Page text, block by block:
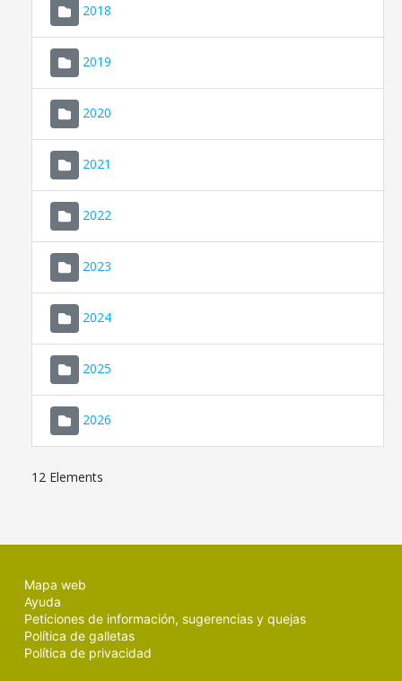
2018
2019
2020
2021
2022
2023
2024
2025
2026
12 Elements
Mapa web
Ayuda
Peticiones de información, sugerencias y quejas
Política de galletas
Política de privacidad